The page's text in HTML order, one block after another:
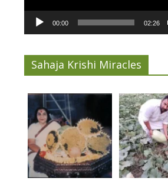
00:00 02:26
Sahaja Krishi Miracles